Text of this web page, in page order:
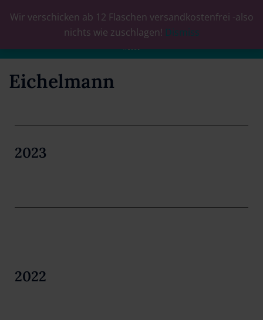
Wir verschicken ab 12 Flaschen versandkostenfrei -also
nichts wie zuschlagen! Dismiss
0
Eichelmann
2023
2022